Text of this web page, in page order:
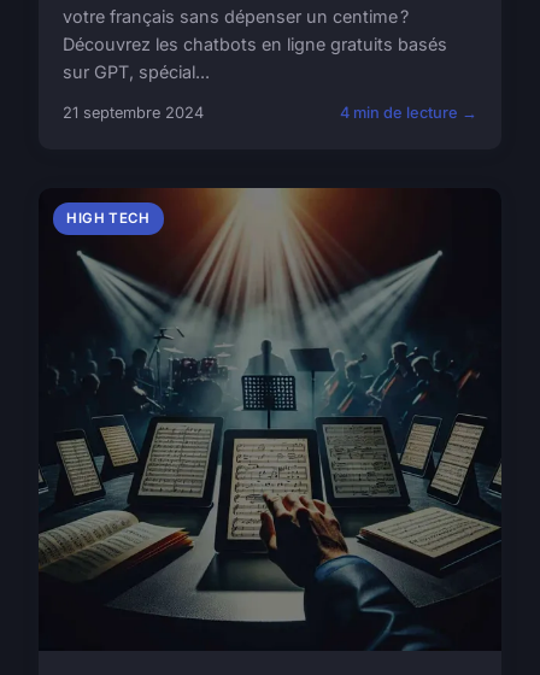
votre français sans dépenser un centime ?
Découvrez les chatbots en ligne gratuits basés
sur GPT, spécial...
21 septembre 2024 4 min de lecture →
HIGH TECH